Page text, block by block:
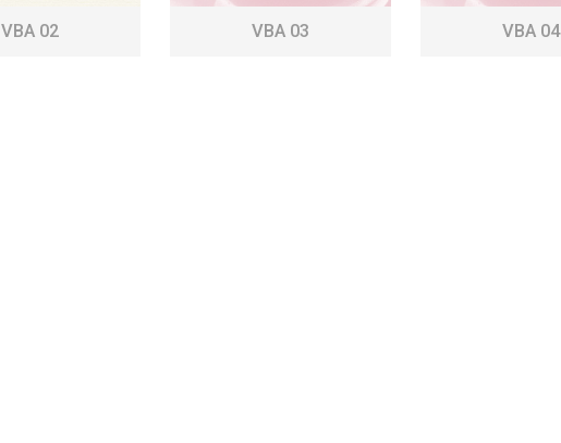
VBA 02 VBA 03 VBA 04